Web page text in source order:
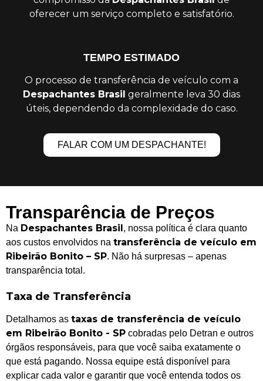
oferecer um serviço completo e satisfatório.
TEMPO ESTIMADO
O processo de transferência de veículo com a
Despachantes Brasil geralmente leva 30 dias
úteis, dependendo da complexidade do caso.
FALAR COM UM DESPACHANTE!
Transparência de Preços
Na Despachantes Brasil, nossa política é clara quanto
aos custos envolvidos na transferência de veículo em
Ribeirão Bonito – SP. Não há surpresas – apenas
transparência total.
Taxa de Transferência
Detalhamos as taxas de transferência de veículo
em Ribeirão Bonito - SP cobradas pelo Detran e outros
órgãos responsáveis, para que você saiba exatamente o
que está pagando. Nossa equipe está disponível para
explicar cada valor e garantir que você entenda todos os